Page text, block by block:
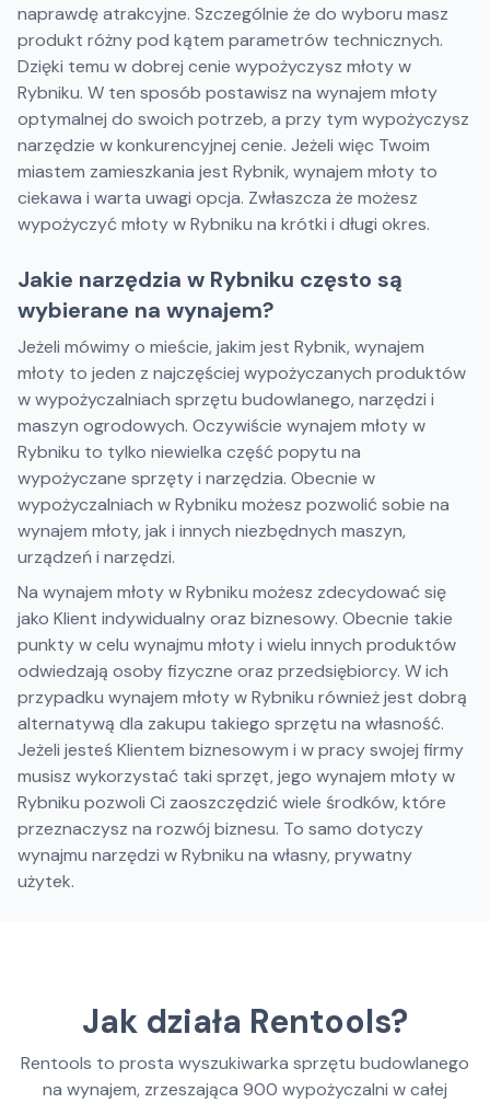
naprawdę atrakcyjne. Szczególnie że do wyboru masz
produkt różny pod kątem parametrów technicznych.
Dzięki temu w dobrej cenie wypożyczysz młoty w
Rybniku. W ten sposób postawisz na wynajem młoty
optymalnej do swoich potrzeb, a przy tym wypożyczysz
narzędzie w konkurencyjnej cenie. Jeżeli więc Twoim
miastem zamieszkania jest Rybnik, wynajem młoty to
ciekawa i warta uwagi opcja. Zwłaszcza że możesz
wypożyczyć młoty w Rybniku na krótki i długi okres.
Jakie narzędzia w Rybniku często są
wybierane na wynajem?
Jeżeli mówimy o mieście, jakim jest Rybnik, wynajem
młoty to jeden z najczęściej wypożyczanych produktów
w wypożyczalniach sprzętu budowlanego, narzędzi i
maszyn ogrodowych. Oczywiście wynajem młoty w
Rybniku to tylko niewielka część popytu na
wypożyczane sprzęty i narzędzia. Obecnie w
wypożyczalniach w Rybniku możesz pozwolić sobie na
wynajem młoty, jak i innych niezbędnych maszyn,
urządzeń i narzędzi.
Na wynajem młoty w Rybniku możesz zdecydować się
jako Klient indywidualny oraz biznesowy. Obecnie takie
punkty w celu wynajmu młoty i wielu innych produktów
odwiedzają osoby fizyczne oraz przedsiębiorcy. W ich
przypadku wynajem młoty w Rybniku również jest dobrą
alternatywą dla zakupu takiego sprzętu na własność.
Jeżeli jesteś Klientem biznesowym i w pracy swojej firmy
musisz wykorzystać taki sprzęt, jego wynajem młoty w
Rybniku pozwoli Ci zaoszczędzić wiele środków, które
przeznaczysz na rozwój biznesu. To samo dotyczy
wynajmu narzędzi w Rybniku na własny, prywatny
użytek.
Jak działa Rentools?
Rentools to prosta wyszukiwarka sprzętu budowlanego
na wynajem, zrzeszająca 900 wypożyczalni w całej